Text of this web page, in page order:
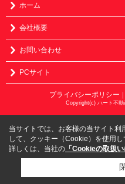
ホーム
会社概要
お問い合わせ
PCサイト
プライバシーポリシー ｜
Copyright(c) ハート不
当サイトでは、お客様の当サイト利
して、クッキー（Cookie）を使用し
詳しくは、当社の 「Cookieの取扱い